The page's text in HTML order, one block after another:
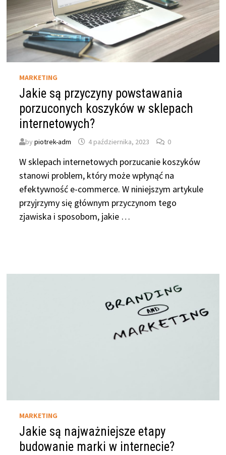
MARKETING
Jakie są przyczyny powstawania
porzuconych koszyków w sklepach
internetowych?
bypiotrek-adm 4 października, 2023 0
W sklepach internetowych porzucanie koszyków
stanowi problem, który może wpłynąć na
efektywność e-commerce. W niniejszym artykule
przyjrzymy się głównym przyczynom tego
zjawiska i sposobom, jakie …
MARKETING
Jakie są najważniejsze etapy
budowanie marki w internecie?